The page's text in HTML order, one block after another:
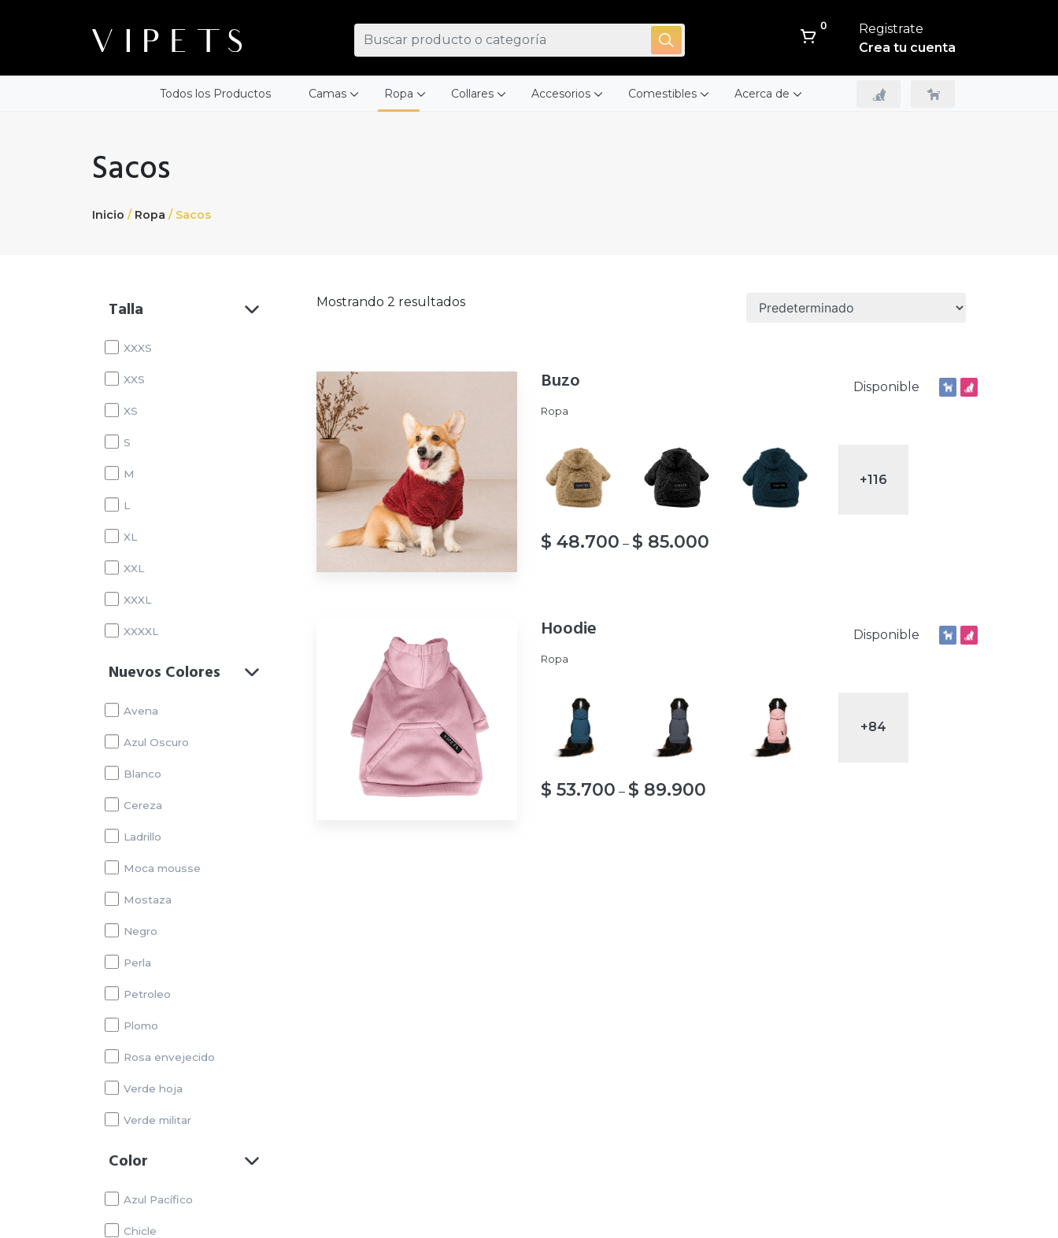
0
Registrate
Crea tu cuenta
Todos los Productos Camas Ropa Collares Accesorios Comestibles Acerca de
Sacos
Inicio / Ropa / Sacos
Talla
XXXS
XXS
XS
S
M
L
XL
XXL
XXXL
XXXXL
Nuevos Colores
Avena
Azul Oscuro
Blanco
Cereza
Ladrillo
Moca mousse
Mostaza
Negro
Perla
Petroleo
Plomo
Rosa envejecido
Verde hoja
Verde militar
Color
Azul Pacífico
Chicle
Mostrando 2 resultados
Buzo Disponible
Ropa
+116
$ 48.700 – $ 85.000Price
Hoodie Disponible
Ropa
+84
$ 53.700 – $ 89.900Price